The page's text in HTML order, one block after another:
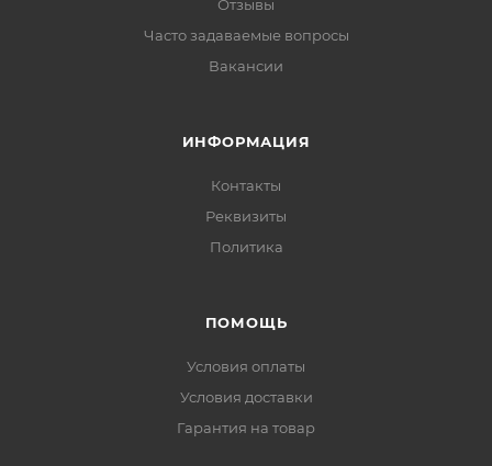
Отзывы
Часто задаваемые вопросы
Вакансии
ИНФОРМАЦИЯ
Контакты
Реквизиты
Политика
ПОМОЩЬ
Условия оплаты
Условия доставки
Гарантия на товар